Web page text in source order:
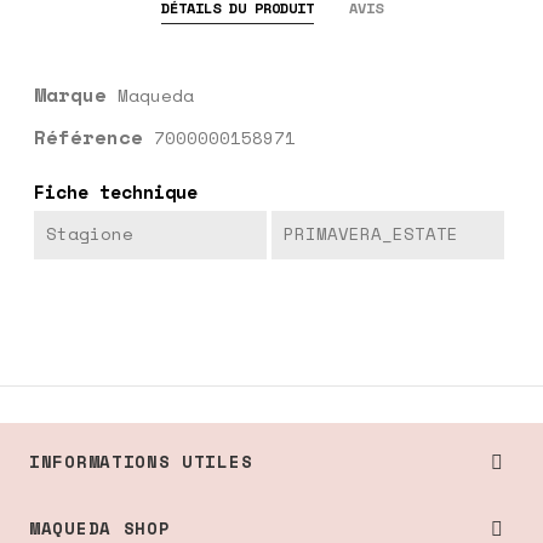
DÉTAILS DU PRODUIT AVIS
Marque Maqueda
Référence 7000000158971
Fiche technique
Stagione PRIMAVERA_ESTATE
INFORMATIONS UTILES 
MAQUEDA SHOP 